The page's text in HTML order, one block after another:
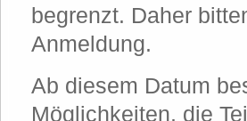
begrenzt. Daher
Anmeldung.
Ab diesem Datum
Möglichkeiten, die